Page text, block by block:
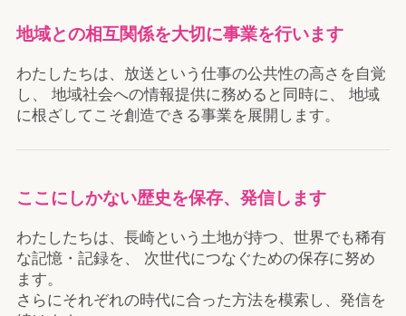
地域との相互関係を大切に事業を行います
わたしたちは、放送という仕事の公共性の高さを自覚
し、 地域社会への情報提供に務めると同時に、 地域
に根ざしてこそ創造できる事業を展開します。
ここにしかない歴史を保存、発信します
わたしたちは、長崎という土地が持つ、世界でも稀有
な記憶・記録を、 次世代につなぐための保存に努め
ます。
さらにそれぞれの時代に合った方法を模索し、発信を